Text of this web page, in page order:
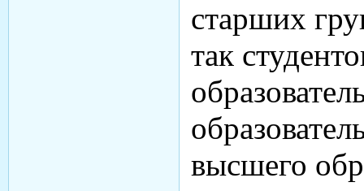
старших
так
высшего